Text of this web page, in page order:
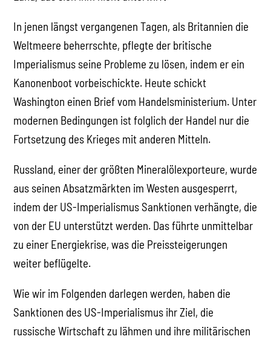
In jenen längst vergangenen Tagen, als Britannien die
Weltmeere beherrschte, pflegte der britische
Imperialismus seine Probleme zu lösen, indem er ein
Kanonenboot vorbeischickte. Heute schickt
Washington einen Brief vom Handelsministerium. Unter
modernen Bedingungen ist folglich der Handel nur die
Fortsetzung des Krieges mit anderen Mitteln.
Russland, einer der größten Mineralölexporteure, wurde
aus seinen Absatzmärkten im Westen ausgesperrt,
indem der US-Imperialismus Sanktionen verhängte, die
von der EU unterstützt werden. Das führte unmittelbar
zu einer Energiekrise, was die Preissteigerungen
weiter beflügelte.
Wie wir im Folgenden darlegen werden, haben die
Sanktionen des US-Imperialismus ihr Ziel, die
russische Wirtschaft zu lähmen und ihre militärischen